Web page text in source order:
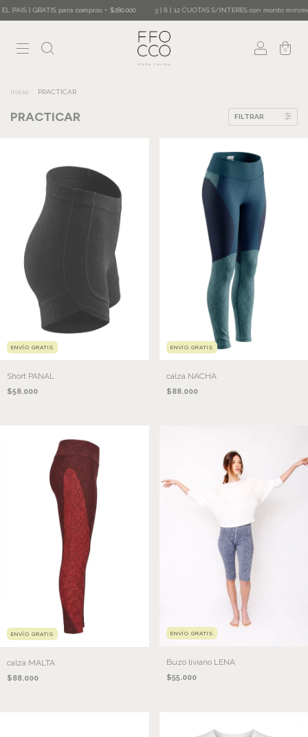
para compras + $280.000 3 | 6 | 12 CUOTAS S/INTERES con monto mínimo | 15% OFF
0
Inicio PRACTICAR
PRACTICAR FILTRAR
ENVÍO GRATIS
Short PANAL
$58.000
ENVÍO GRATIS
calza NACHA
$88.000
ENVÍO GRATIS
calza MALTA
$88.000
ENVÍO GRATIS
Buzo liviano LENA
$55.000